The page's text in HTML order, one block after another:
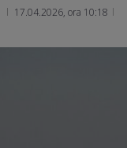
17.04.2026, ora 10:18